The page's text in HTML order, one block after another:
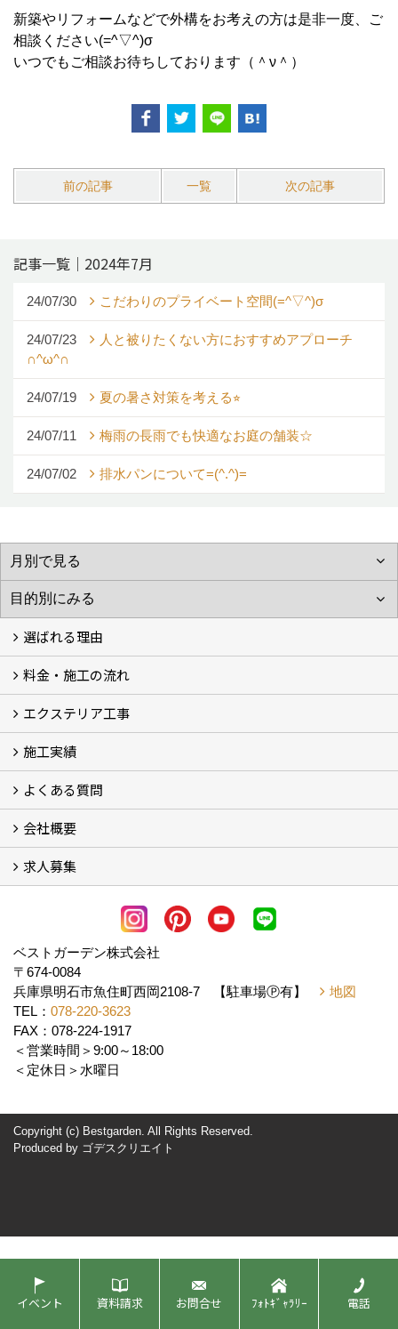
新築やリフォームなどで外構をお考えの方は是非一度、ご
相談ください(=^▽^)σ
いつでもご相談お待ちしております（＾ν＾）
前の記事 一覧 次の記事
記事一覧｜2024年7月
24/07/30 こだわりのプライベート空間(=^▽^)σ
24/07/23
人と被りたくない方におすすめアプローチ
∩^ω^∩
24/07/19 夏の暑さ対策を考える⭐︎
24/07/11 梅雨の長雨でも快適なお庭の舗装☆
24/07/02 排水パンについて=(^.^)=
選ばれる理由
選ばれる理由
料金・施工の流れ
料金
施工の流れ
エクステリア工事
エクステリア工事
施工実績
フォトギャラリー
メディア紹介・掲載
お客様の声
よくある質問
よくある質問
会社概要
会社概要
アクセス
スタッフ紹介
スタッフブログ
LINE公式アカウント
求人募集
協力業者様・求人募集 (2)
ベストガーデン株式会社
〒674-0084
兵庫県明石市魚住町西岡2108-7 【駐車場Ⓟ有】
地図
TEL： 078-220-3623
FAX：078-224-1917
＜営業時間＞9:00～18:00
＜定休日＞水曜日
Copyright (c) Bestgarden. All Rights Reserved.
Produced by ゴデスクリエイト
イベント 資料請求 お問合せ ﾌｫﾄｷﾞｬﾗﾘｰ 電話